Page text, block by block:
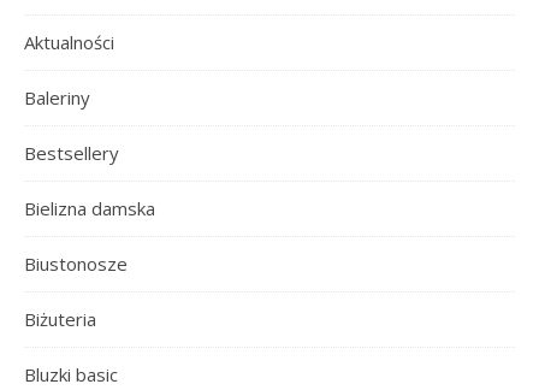
Aktualności
Baleriny
Bestsellery
Bielizna damska
Biustonosze
Biżuteria
Bluzki basic